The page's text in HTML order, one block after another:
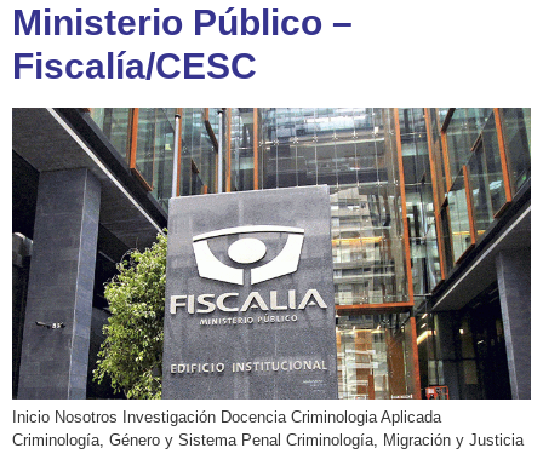
Ministerio Público –
Fiscalía/CESC
Inicio Nosotros Investigación Docencia Criminologia Aplicada
Criminología, Género y Sistema Penal Criminología, Migración y Justicia